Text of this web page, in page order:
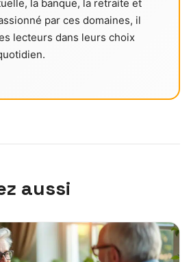
la banque, la retraite et
par ces domaines, il
lecteurs dans leurs choix
aussi